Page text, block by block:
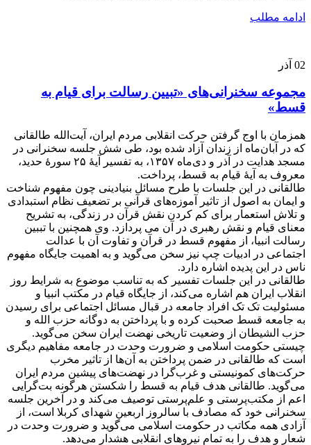
ادامه مطلب
02 آذر
مجموعه سخنرانی‌های «تبیین رسالت برای قیام به
قسط»
همزمان با اوج گرفتن حرکت انقلابی مردم ایران، آیت‌الله طالقانی
که در آبان‌ماه از زندان آزاد شده بود، طی شش جلسه سخنرانی در
مسجد هدایت در آذر و دی‌ماه ۱۳۵۷، به تفسیر آیۀ ۲۵ سورۀ حدید،
معروف به آیۀ قیام به قسط، پرداخت.
طالقانی در این جلسات با طرح مسائل بنیادینی چون مفهوم شناخت
و ایمان به اصول از تاثیر آموزه‌های قرآنی بر تضعیف نظام استبدادی
و تلاش استعمار برای کم کردن نقش قرآن در زندگی، به تشریح
معنای قیام و نقش رهبری در آن می پردازد. وی همچنین با تببین
رسالت انبیا، از مفهوم قسط در قرآن و تفاوت آن با عدالت
اجتماعی در ادبیات چپ نیز سخن می‌گوید و به اهمیت جایگاه مفهوم
ناس در این پدیده اشاره دارد.
طالقانی در این جلسات تفسیر که به تناسب موضوع به شرایط روز
انقلاب ایران هم اشاره می‌کند، از جایگاه قیام در مکتب انبیا و
مسئولیت تک تک افراد جامعه در قبال مسائل اجتماعی برای رسیدن
به جامعه قسط صحبت کرده و با پرداختن به دوگانه حزب الله و
حزب الشیطان از وضعیت تاریخی نهضت ایران سخن می‌گوید.
چیستی حکومت اسلامی و ضرورت وحدت در جامعه مفاهیم دیگری
است که طالقانی در ضمن پرداختن به آن‌ها از تاثیر مخرب
حرکت‌های کمونیستی و غرب‌گرا در نهضت‌های پیشین مردم ایران
می‌گوید. طالقانی هدف قیام به قسط را شکستن هرگونه بت‌گرایی
اعم از مکتب‌پرستی و علم‌پرستی توصیف می‌کند و در آخرین جلسه
سخنرانی خود که مصادف با سالروز اربعین شهدای کربلا است، از
آزادی همه مکاتب در حکومت اسلامی می‌گوید و ضرورت وحدت در
شعار و هدف را به تمام نیروهای انقلابی هشدار می‌دهد.